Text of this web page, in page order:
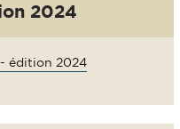
2024
édition 2024